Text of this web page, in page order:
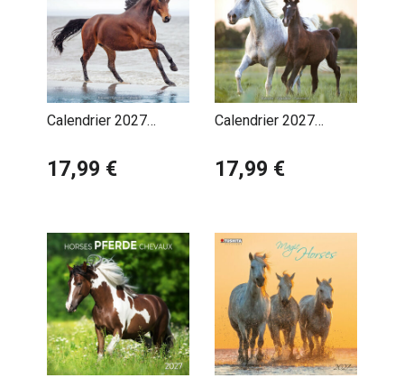
Calendrier 2027
17,99 €
Calendrier 2027
17,99 €